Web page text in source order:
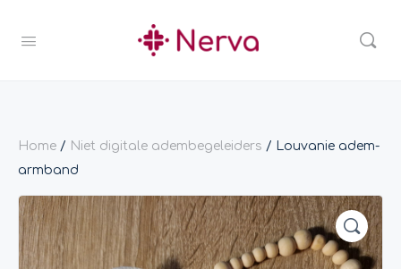
Home / Niet digitale adembegeleiders / Louvanie adem-
armband